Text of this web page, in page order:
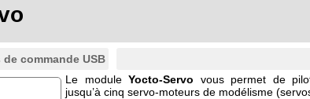
de commande USB
Le module Yocto-Servo vous permet de
jusqu’à cinq servo-moteurs de modélisme